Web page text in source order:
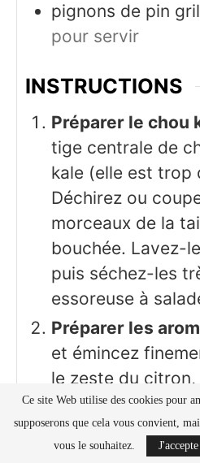
pignons de pin
pour servir
INSTRUCTIONS
Préparer le chou
tige centrale de
kale (elle est trop
Déchirez ou
morceaux de la
bouchée. Lavez-
puis séchez-les
essoreuse à
Préparer les
et émincez
le zeste du
pour récupérer
Faire sauter:
poêle, chauffez
Ce site Web utilise des cookies pour
supposerons que cela vous convient,
vous le souhaitez.
J'accepte